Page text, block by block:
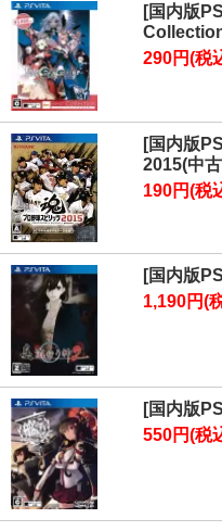
[国内版
290円(税
[国内版
2015(中
190円(税
[国内版
1,190円(
[国内版
550円(税